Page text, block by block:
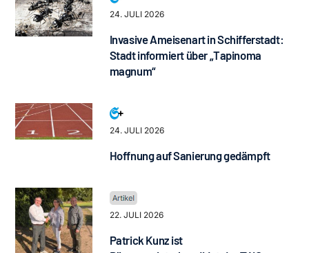
24. JULI 2026
Invasive Ameisenart in Schifferstadt:
Stadt informiert über „Tapinoma
magnum“
24. JULI 2026
Hoffnung auf Sanierung gedämpft
22. JULI 2026
Patrick Kunz ist